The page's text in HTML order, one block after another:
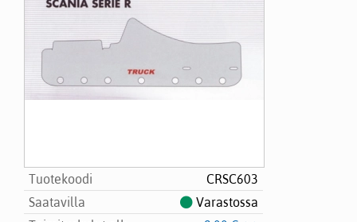
Tuotekoodi
CRSC603
Saatavilla
Varastossa